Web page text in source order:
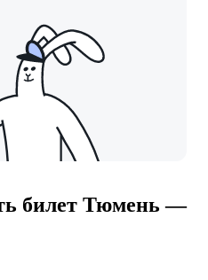
билет Тюмень —